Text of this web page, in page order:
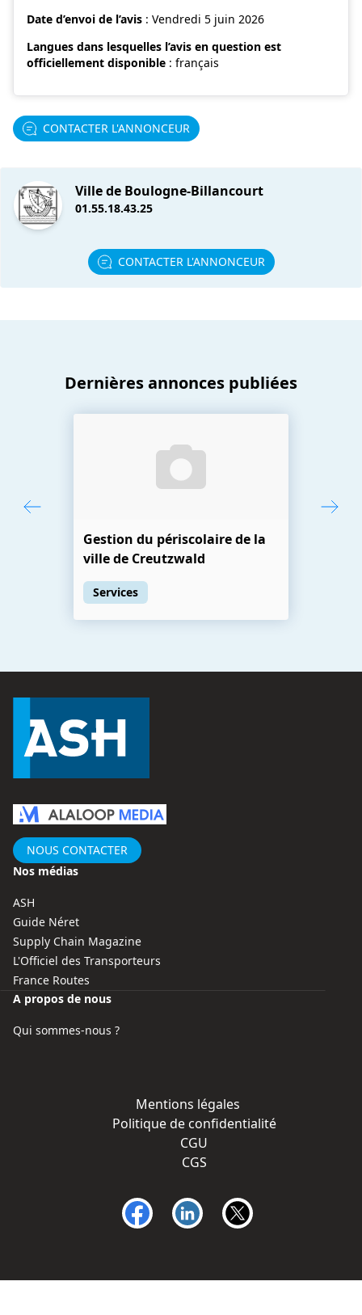
Date d’envoi de l’avis : Vendredi 5 juin 2026
Langues dans lesquelles l’avis en question est
officiellement disponible : français
CONTACTER L'ANNONCEUR
Ville de Boulogne-Billancourt
01.55.18.43.25
CONTACTER L'ANNONCEUR
Dernières annonces publiées
Gestion du périscolaire de la
ville de Creutzwald
Services
Nos médias
ASH
Guide Néret
Supply Chain Magazine
L'Officiel des Transporteurs
France Routes
A propos de nous
Qui sommes-nous ?
NOUS CONTACTER
Mentions légales
Politique de confidentialité
CGU
CGS